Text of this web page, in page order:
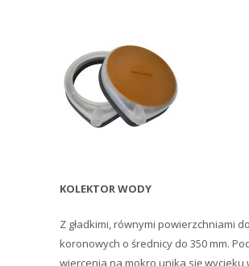
KOLEKTOR WODY
Z gładkimi, równymi powierzchniami
koronowych o średnicy do 350 mm.
wiercenia na mokro unika się wycieku